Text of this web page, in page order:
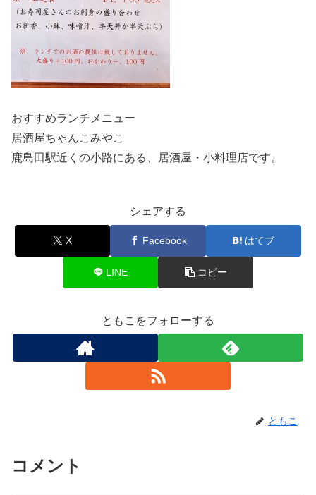
おすすめランチメニュー
居酒屋ちゃんこみやこ
鹿島田駅近くの小路にある、居酒屋・小料理店です。
シェアする
X Facebook はてブ
LINE コピー
ともこをフォローする
ともこ
コメント